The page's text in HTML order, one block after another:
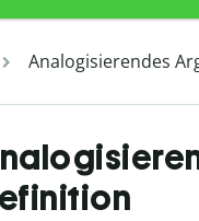
Analogisierendes